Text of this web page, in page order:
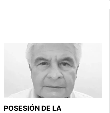
POSESIÓN DE LA